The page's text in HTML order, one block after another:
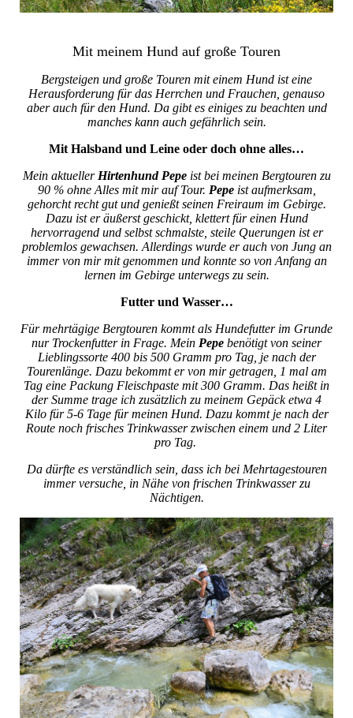
Mit meinem Hund auf große Touren
Bergsteigen und große Touren mit einem Hund ist eine
Herausforderung für das Herrchen und Frauchen, genauso
aber auch für den Hund. Da gibt es einiges zu beachten und
manches kann auch gefährlich sein.
Mit Halsband und Leine oder doch ohne alles…
Mein aktueller Hirtenhund Pepeist bei meinen Bergtouren zu
90 % ohne Alles mit mir auf Tour. Pepeist aufmerksam,
gehorcht recht gut und genießt seinen Freiraum im Gebirge.
Dazu ist er äußerst geschickt, klettert für einen Hund
hervorragend und selbst schmalste, steile Querungen ist er
problemlos gewachsen. Allerdings wurde er auch von Jung an
immer von mir mit genommen und konnte so von Anfang an
lernen im Gebirge unterwegs zu sein.
Futter und Wasser…
Für mehrtägige Bergtouren kommt als Hundefutter im Grunde
nur Trockenfutter in Frage. Mein Pepe benötigt von seiner
Lieblingssorte 400 bis 500 Gramm pro Tag, je nach der
Tourenlänge. Dazu bekommt er von mir getragen, 1 mal am
Tag eine Packung Fleischpaste mit 300 Gramm. Das heißt in
der Summe trage ich zusätzlich zu meinem Gepäck etwa 4
Kilo für 5-6 Tage für meinen Hund. Dazu kommt je nach der
Route noch frisches Trinkwasser zwischen einem und 2 Liter
pro Tag.
Da dürfte es verständlich sein, dass ich bei Mehrtagestouren
immer versuche, in Nähe von frischen Trinkwasser zu
Nächtigen.